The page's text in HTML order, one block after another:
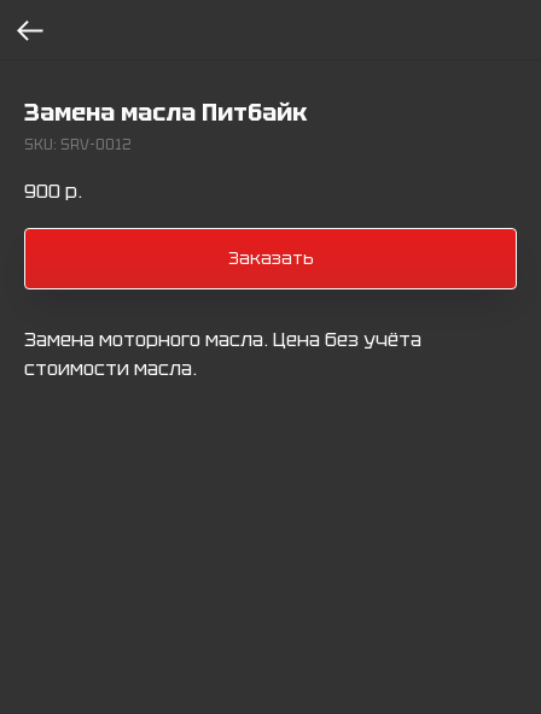
Замена масла Питбайк
SKU: SRV-0012
900р.
Заказать
Замена моторного масла. Цена без учёта
стоимости масла.